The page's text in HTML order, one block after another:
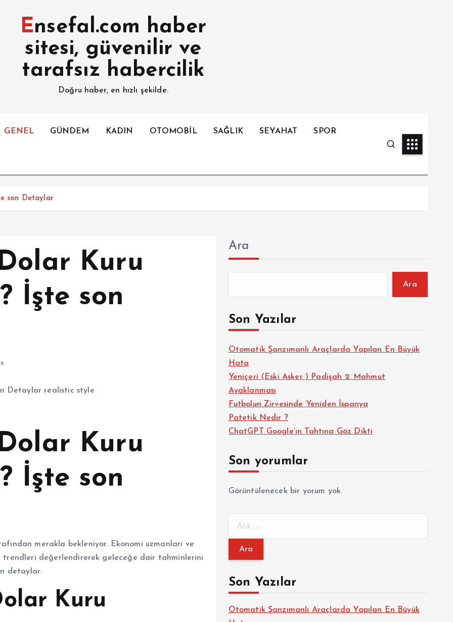
Ensefal.com haber
sitesi, güvenilir ve
tarafsız habercilik
Doğru haber, en hızlı şekilde.
GENEL GÜNDEM KADIN OTOMOBİL SAĞLIK SEYAHAT SPOR
son Detaylar
Kuru
İşte son
Kuru
İşte son
merakla bekleniyor. Ekonomi uzmanları ve
trendleri değerlendirerek geleceğe dair tahminlerini
detaylar:
Kuru
Ara
Ara
Son Yazılar
Otomatik Şanzımanlı Araçlarda Yapılan En Büyük
Hata
Yeniçeri (Eski Asker ) Padişah 2. Mahmut
Ayaklanması
Futbolun Zirvesinde Yeniden İspanya
Patetik Nedir ?
ChatGPT Google’ın Tahtına Göz Dikti
Son yorumlar
Görüntülenecek bir yorum yok.
m
:Son Yazılar
Otomatik Şanzımanlı Araçlarda Yapılan En Büyük